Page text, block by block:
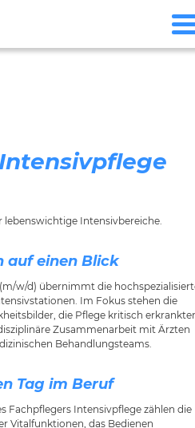
lebenswichtige Intensivbereiche.
auf einen Blick
w/d) übernimmt die
Im Fokus stehen die
die Pflege kritisch erkrankter
Zusammenarbeit mit Ärzten
Behandlungsteams.
Tag im Beruf
Fachpflegers Intensivpflege zählen die
Vitalfunktionen, das Bedienen